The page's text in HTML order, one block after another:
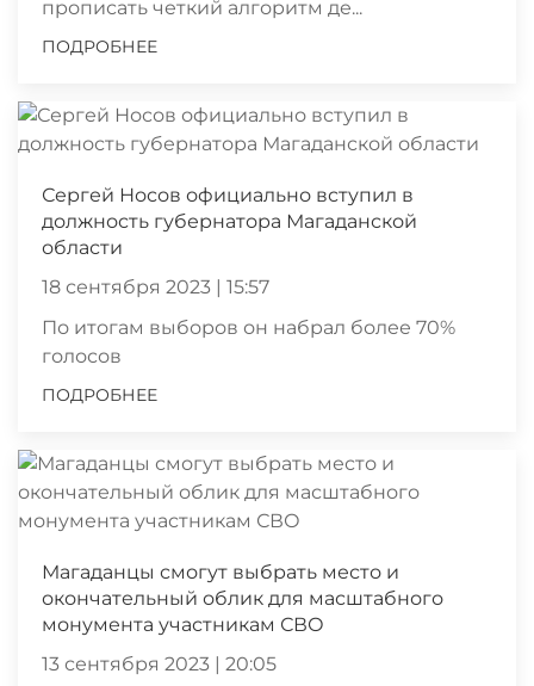
прописать четкий алгоритм де...
ПОДРОБНЕЕ
Сергей Носов официально вступил в
должность губернатора Магаданской
области
18 сентября 2023 | 15:57
По итогам выборов он набрал более 70%
голосов
ПОДРОБНЕЕ
Магаданцы смогут выбрать место и
окончательный облик для масштабного
монумента участникам СВО
13 сентября 2023 | 20:05